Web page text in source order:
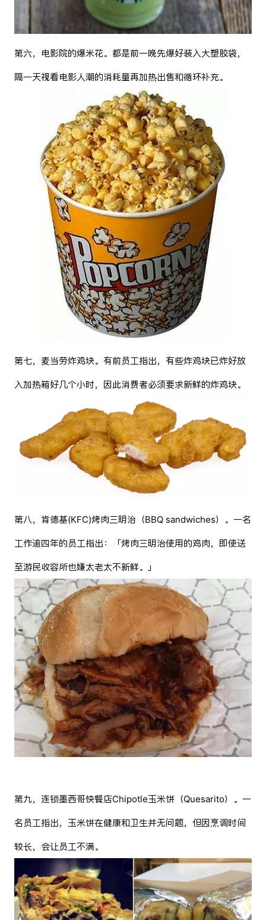
第六，电影院的爆米花。都是前一晚先爆好装入大塑胶袋，
隔一天视看电影人潮的消耗量再加热出售和循环补充。
第七，麦当劳炸鸡块。有前员工指出，有些炸鸡块已炸好放
入加热箱好几个小时，因此消费者必须要求新鲜的炸鸡块。
第八，肯德基(KFC)烤肉三明治（BBQ sandwiches）。一名
工作逾四年的员工指出：「烤肉三明治使用的鸡肉，即使送
至游民收容所也嫌太老太不新鲜。」
第九，连锁墨西哥快餐店Chipotle玉米饼（Quesarito）。一
名员工指出，玉米饼在健康和卫生并无问题，但因烹调时间
较长，会让员工不满。